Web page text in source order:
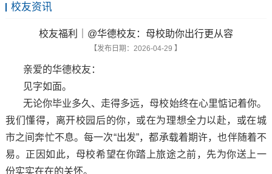
校友资讯
校友福利｜@华德校友：母校助你出行更从容
【发布日期：2026-04-29 】
亲爱的华德校友：
见字如面。
无论你毕业多久、走得多远，母校始终在心里惦记着你。
我们懂得，离开校园后的你，或在为理想全力以赴，或在城
市之间奔忙不息。每一次“出发”，都承载着期许，也伴随着不
易。正因如此，母校希望在你踏上旅途之前，先为你送上一
份实实在在的关怀。